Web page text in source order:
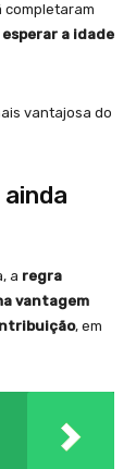
completaram
esperar a idade
vantajosa do
a regra
vantagem
, em